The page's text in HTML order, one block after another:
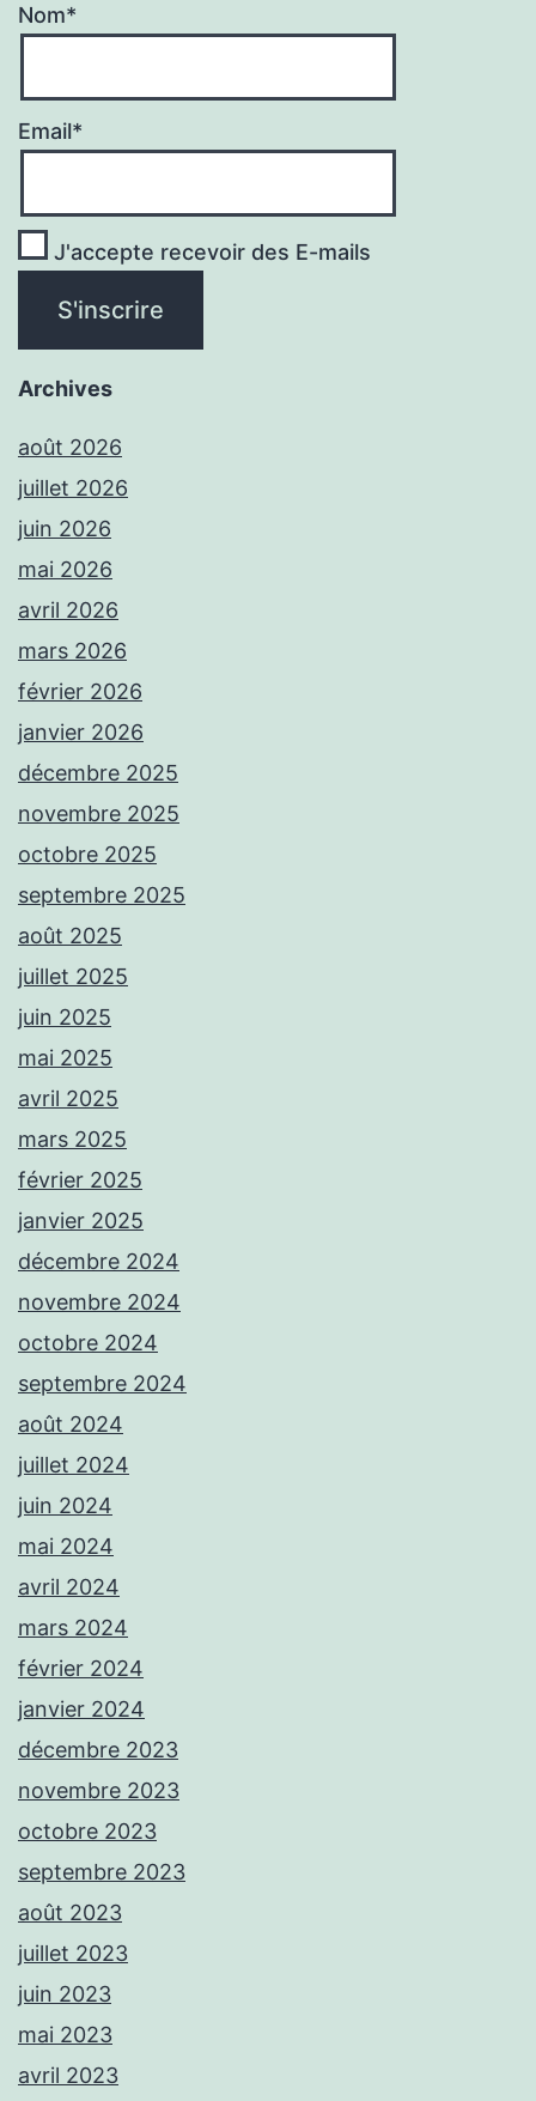
Nom*
Email*
J'accepte recevoir des E-mails
Archives
août 2026
juillet 2026
juin 2026
mai 2026
avril 2026
mars 2026
février 2026
janvier 2026
décembre 2025
novembre 2025
octobre 2025
septembre 2025
août 2025
juillet 2025
juin 2025
mai 2025
avril 2025
mars 2025
février 2025
janvier 2025
décembre 2024
novembre 2024
octobre 2024
septembre 2024
août 2024
juillet 2024
juin 2024
mai 2024
avril 2024
mars 2024
février 2024
janvier 2024
décembre 2023
novembre 2023
octobre 2023
septembre 2023
août 2023
juillet 2023
juin 2023
mai 2023
avril 2023